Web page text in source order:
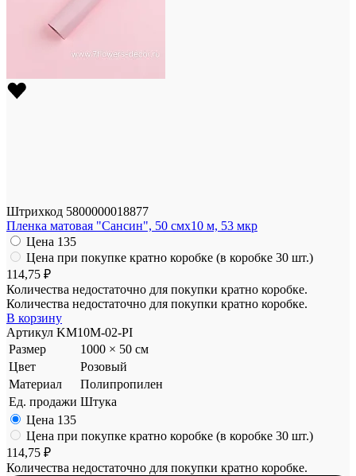
Штрихкод 5800000018877
Пленка матовая "Сансин", 50 смx10 м, 53 мкр
Цена 135
Цена при покупке кратно коробке (в коробке 30 шт.)
114,75 ₽
Количества недостаточно для покупки кратно коробке.
Количества недостаточно для покупки кратно коробке.
В корзину
Артикул KM10M-02-PI
Размер
1000 × 50 см
Цвет
Розовый
Материал
Полипропилен
Ед. продажи Штука
Цена 135
Цена при покупке кратно коробке (в коробке 30 шт.)
114,75 ₽
Количества недостаточно для покупки кратно коробке.